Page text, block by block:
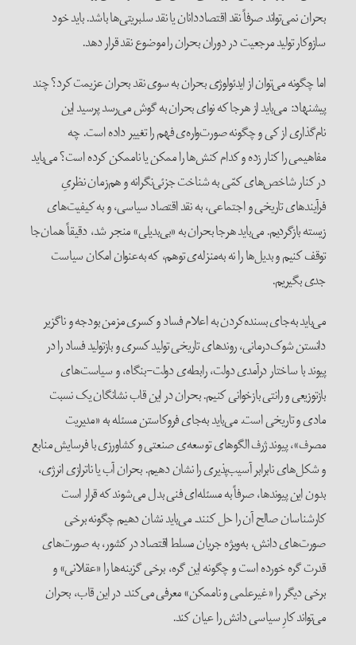
بحران نمی‌تواند صرفاً نقد اقتصاددانان یا نقد سلبریتی‌ها باشد. باید خود
سازوکار تولید مرجعیت در دوران بحران را موضوع نقد قرار دهد.
اما چگونه می‌توان از ایدئولوژی بحران به سوی نقد بحران عزیمت کرد؟ چند
پیشنهاد: می‌باید از هرجا که نوای بحران به گوش می‌رسد پرسید این
نام‌گذاری از کی و چگونه صورت‌واره‌ی فهم را تغییر داده است. چه
مفاهیمی را کنار زده و کدام کنش‌ها را ممکن یا ناممکن کرده است؟ می‌باید
در کنار شاخص‌های کمّی به شناخت جزئی‌نگرانه و هم‌زمان نظریِ
فرآیندهای تاریخی و اجتماعی، به نقد اقتصاد سیاسی، و به کیفیت‌های
زیسته بازگردیم. می‌باید هرجا بحران به «بی‌بدیلی» منجر شد، دقیقاً همان‌جا
توقف کنیم و بدیل‌ها را نه به‌منزله‌ی توهم، که به‌عنوان امکان سیاست
جدی بگیریم.
می‌باید به‌جای بسنده‌کردن به اعلام فساد و کسری مزمن بودجه و ناگزیر
دانستن شوک‌درمانی، روندهای تاریخی تولید کسری و بازتولید فساد را در
پیوند با ساختار درآمدی دولت، رابطه‌ی دولت-بنگاه، و سیاست‌های
بازتوزیعی و رانتی بازخوانی کنیم. بحران در این قاب نشانگان یک نسبت
مادی و تاریخی است. می‌باید به‌جای فروکاستن مسئله به «مدیریت
مصرف»، پیوند ژرف الگوهای توسعه‌ی صنعتی و کشاورزی با فرسایش منابع
و شکل‌های نابرابر آسیب‌پذیری را نشان دهیم. بحران آب یا ناترازی انرژی،
بدون این پیوندها، صرفاً به مسئله‌ای فنی بدل می‌شوند که قرار است
کارشناسان صالح آن را حل کنند. می‌باید نشان دهیم چگونه برخی
صورت‌های دانش، به‌ویژه جریان مسلط اقتصاد در کشور، به صورت‌های
قدرت گره خورده است و چگونه این گره، برخی گزینه‌ها را «عقلانی» و
برخی دیگر را «غیرعلمی و ناممکن» معرفی می‌کند. در این قاب، بحران
می‌تواند کارِ سیاسی دانش را عیان کند.